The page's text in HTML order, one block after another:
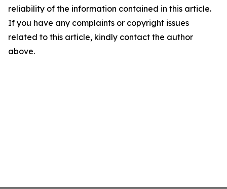
reliability of the information contained in this article.
If you have any complaints or copyright issues
related to this article, kindly contact the author
above.